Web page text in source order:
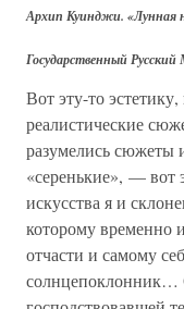
Архип Куинджи. «Лунная
Государственный
Вот эту-то
реалистические
разумелись сюжеты
«серенькие», — вот
искусства я и
которому временно
отчасти и самому
солнцепоклонник…